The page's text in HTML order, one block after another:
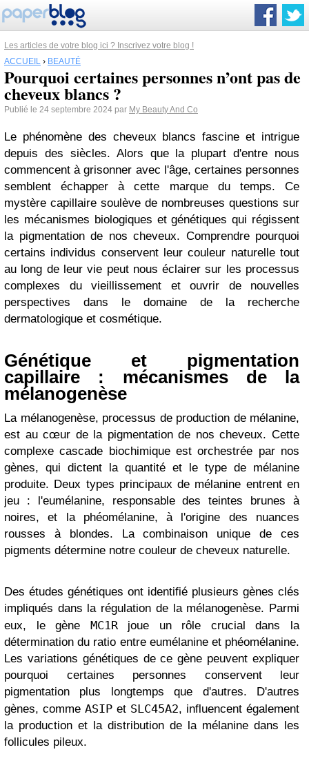
Les articles de votre blog ici ? Inscrivez votre blog !
ACCUEIL › BEAUTÉ
Pourquoi certaines personnes n’ont pas de
cheveux blancs ?
Publié le 24 septembre 2024 par My Beauty And Co
Le phénomène des cheveux blancs fascine et intrigue
depuis des siècles. Alors que la plupart d'entre nous
commencent à grisonner avec l'âge, certaines personnes
semblent échapper à cette marque du temps. Ce
mystère capillaire soulève de nombreuses questions sur
les mécanismes biologiques et génétiques qui régissent
la pigmentation de nos cheveux. Comprendre pourquoi
certains individus conservent leur couleur naturelle tout
au long de leur vie peut nous éclairer sur les processus
complexes du vieillissement et ouvrir de nouvelles
perspectives dans le domaine de la recherche
dermatologique et cosmétique.
Génétique et pigmentation
capillaire : mécanismes de la
mélanogenèse
La mélanogenèse, processus de production de mélanine,
est au cœur de la pigmentation de nos cheveux. Cette
complexe cascade biochimique est orchestrée par nos
gènes, qui dictent la quantité et le type de mélanine
produite. Deux types principaux de mélanine entrent en
jeu : l'eumélanine, responsable des teintes brunes à
noires, et la phéomélanine, à l'origine des nuances
rousses à blondes. La combinaison unique de ces
pigments détermine notre couleur de cheveux naturelle.
Des études génétiques ont identifié plusieurs gènes clés
impliqués dans la régulation de la mélanogenèse. Parmi
eux, le gène MC1Rjoue un rôle crucial dans la
détermination du ratio entre eumélanine et phéomélanine.
Les variations génétiques de ce gène peuvent expliquer
pourquoi certaines personnes conservent leur
pigmentation plus longtemps que d'autres. D'autres
gènes, comme ASIP et SLC45A2, influencent également
la production et la distribution de la mélanine dans les
follicules pileux.